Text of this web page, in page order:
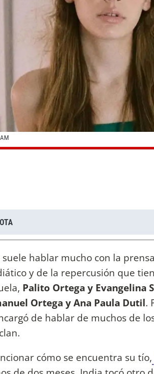
hablar mucho con la
y de la repercusión que
Palito Ortega y Evangelina
Ortega y Ana Paula Dutil.
de hablar de muchos de
cómo se encuentra su tío,